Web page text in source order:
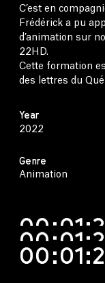
C’est en
Frédérick a pu
d’animation sur
22HD.
Cette formation
des lettres du
Year
2022
Genre
Animation